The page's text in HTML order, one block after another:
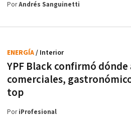
PorAndrés Sanguinetti
YPF Black confirmó
comerciales,
top
ENERGÍA/ Interior
PoriProfesional